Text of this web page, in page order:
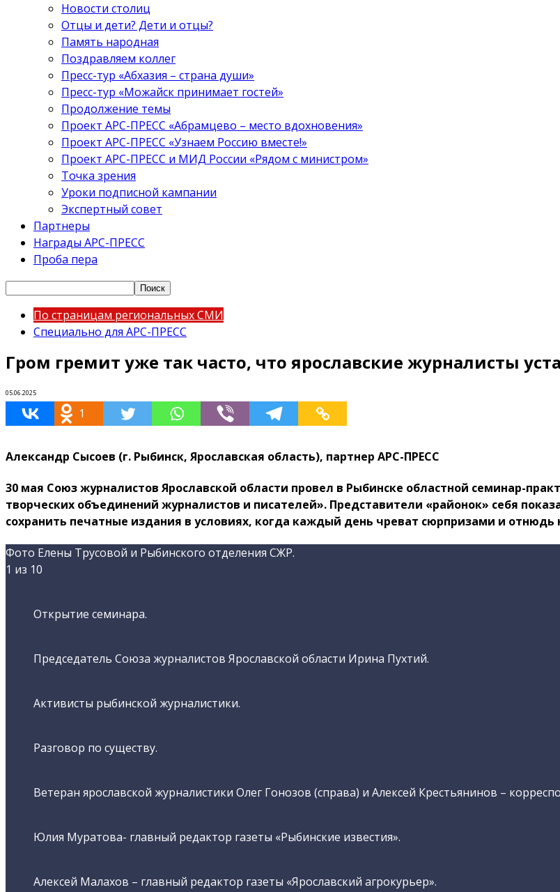
Новости столиц
Отцы и дети? Дети и отцы?
Память народная
Поздравляем коллег
Пресс-тур «Абхазия – страна души»
Пресс-тур «Можайск принимает гостей»
Продолжение темы
Проект АРС-ПРЕСС «Абрамцево – место вдохновения»
Проект АРС-ПРЕСС «Узнаем Россию вместе!»
Проект АРС-ПРЕСС и МИД России «Рядом с министром»
Точка зрения
Уроки подписной кампании
Экспертный совет
Партнеры
Награды АРС-ПРЕСС
Проба пера
По страницам региональных СМИ
Специально для АРС-ПРЕСС
Гром гремит уже так часто, что ярославские журналисты
05.06.2025
1
Александр Сысоев (г. Рыбинск, Ярославская область), партнер АРС-ПРЕСС
30 мая Союз журналистов Ярославской области провел в Рыбинске областной семинар-
творческих объединений журналистов и писателей». Представители «районок» себя
сохранить печатные издания в условиях, когда каждый день чреват сюрпризами и отнюдь
Фото Елены Трусовой и Рыбинского отделения СЖР.
1 из 10
Открытие семинара.
Председатель Союза журналистов Ярославской области Ирина Пухтий.
Активисты рыбинской журналистики.
Разговор по существу.
Ветеран ярославской журналистики Олег Гонозов (справа) и Алексей Крестьянинов –
Юлия Муратова- главный редактор газеты «Рыбинские известия».
Алексей Малахов – главный редактор газеты «Ярославский агрокурьер».